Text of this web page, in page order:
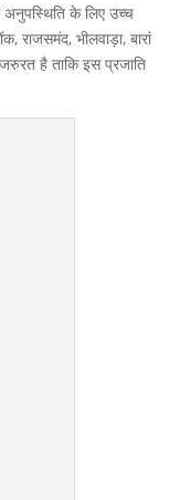
अनुपस्थिति के लिए उच्च
भीलवाड़ा, बारां
है ताकि इस प्रजाति